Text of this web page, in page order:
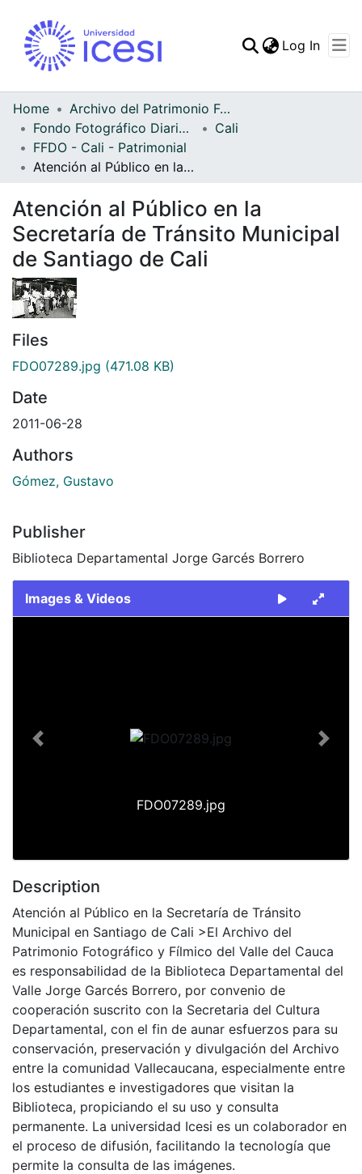
Statistics
Log In
Home
Archivo del Patrimonio Fotográfico y Fílmico del Valle del Cauca
Fondo Fotográfico Diario Occidente
Cali
FFDO - Cali - Patrimonial
Atención al Público en la Secretaría de Tránsito Municipal de Santiago de Cali
Atención al Público en la
Secretaría de Tránsito Municipal
de Santiago de Cali
Files
FDO07289.jpg (471.08 KB)
Date
2011-06-28
Authors
Gómez, Gustavo
Publisher
Biblioteca Departamental Jorge Garcés Borrero
Images & Videos
FDO07289.jpg
Previous Next
Description
Atención al Público en la Secretaría de Tránsito
Municipal en Santiago de Cali >El Archivo del
Patrimonio Fotográfico y Fílmico del Valle del Cauca
es responsabilidad de la Biblioteca Departamental del
Valle Jorge Garcés Borrero, por convenio de
cooperación suscrito con la Secretaria del Cultura
Departamental, con el fin de aunar esfuerzos para su
conservación, preservación y divulgación del Archivo
entre la comunidad Vallecaucana, especialmente entre
los estudiantes e investigadores que visitan la
Biblioteca, propiciando el su uso y consulta
permanente. La universidad Icesi es un colaborador en
el proceso de difusión, facilitando la tecnología que
permite la consulta de las imágenes.